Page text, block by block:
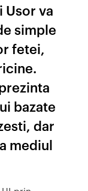
Usor va
simple
fetei,
bazate
dar
mediul